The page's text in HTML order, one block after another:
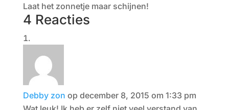
Laat het zonnetje maar schijnen!
4 Reacties
Debby zon op december 8, 2015 om 1:33 pm